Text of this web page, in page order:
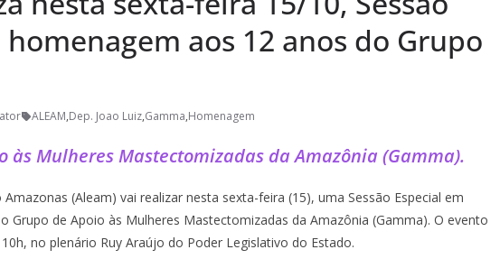
homenagem aos 12 anos do Grupo
ALEAM,Dep. Joao Luiz,Gamma,Homenagem
às Mulheres Mastectomizadas da Amazônia (Gamma).
(Aleam) vai realizar nesta sexta-feira (15), uma Sessão Especial em
Grupo de Apoio às Mulheres Mastectomizadas da Amazônia (Gamma). O evento
no plenário Ruy Araújo do Poder Legislativo do Estado.